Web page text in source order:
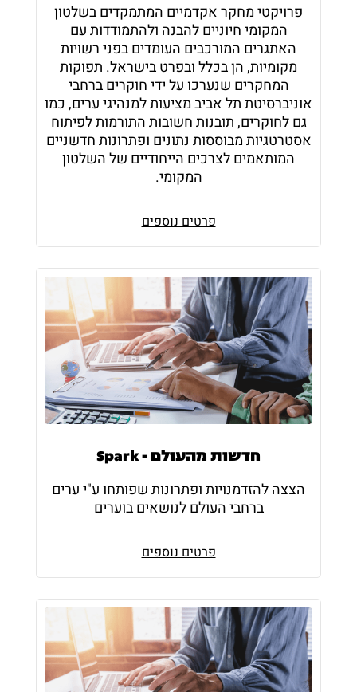
פרויקטי מחקר אקדמיים המתמקדים בשלטון
המקומי חיוניים להבנה ולהתמודדות עם
האתגרים המורכבים העומדים בפני רשויות
מקומיות, הן בכלל ובפרט בישראל. תפוקות
המחקרים שנערכו על ידי חוקרים ברחבי
אוניברסיטת תל אביב מציעות למנהיגי ערים, כמו
גם לחוקרים, תובנות חשובות התורמות לפיתוח
אסטרטגיות מבוססות נתונים ופתרונות חדשניים
המותאמים לצרכים הייחודיים של השלטון
המקומי.
פרטים נוספים
חדשות מהעולם - Spark
הצצה להזדמנויות ופתרונות שפותחו ע"י ערים
ברחבי העולם לנושאים בוערים
פרטים נוספים